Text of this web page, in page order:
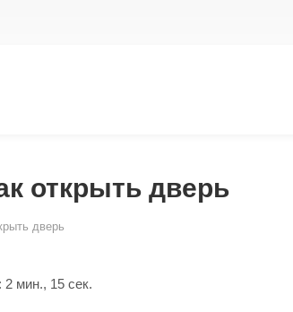
открыть дверь
дверь
2 мин., 15 сек.